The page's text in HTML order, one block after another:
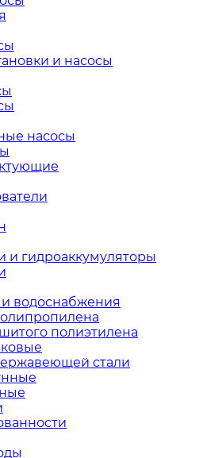
и насосы
насосы
и гидроаккумуляторы
водоснабжения
полиэтилена
стали